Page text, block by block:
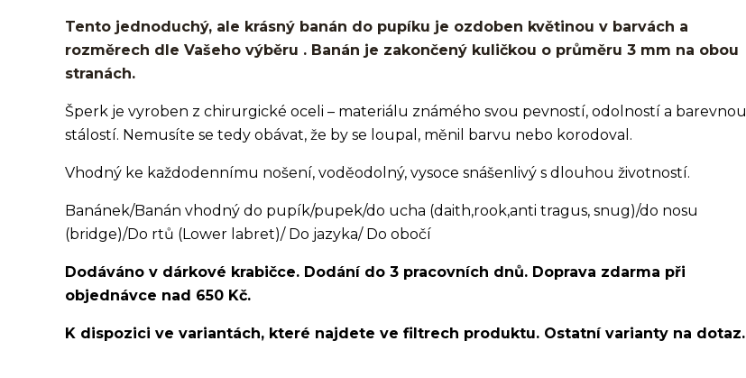
Tento jednoduchý, ale krásný banán do pupíku je ozdoben květinou v barvách a
rozměrech dle Vašeho výběru . Banán je zakončený kuličkou o průměru 3 mm na obou
stranách.
Šperk je vyroben z chirurgické oceli – materiálu známého svou pevností, odolností a barevnou
stálostí. Nemusíte se tedy obávat, že by se loupal, měnil barvu nebo korodoval.
Vhodný ke každodennímu nošení, voděodolný, vysoce snášenlivý s dlouhou životností.
Banánek/Banán vhodný do pupík/pupek/do ucha (daith,rook,anti tragus, snug)/do nosu
(bridge)/Do rtů (Lower labret)/ Do jazyka/ Do obočí
Dodáváno v dárkové krabičce. Dodání do 3 pracovních dnů. Doprava zdarma při
objednávce nad 650 Kč.
K dispozici ve variantách, které najdete ve filtrech produktu. Ostatní varianty na dotaz.